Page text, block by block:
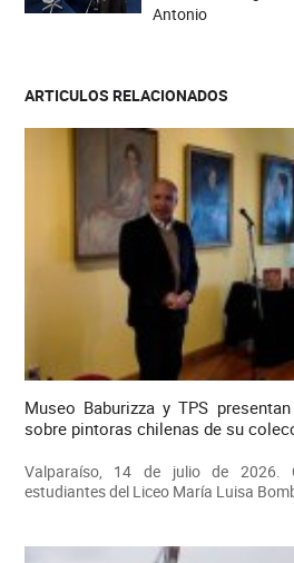
Antonio
ARTICULOS RELACIONADOS
Museo Baburizza y TPS
sobre pintoras chilenas de su
Valparaíso, 14 de julio de 2026.
estudiantes del Liceo María Luisa